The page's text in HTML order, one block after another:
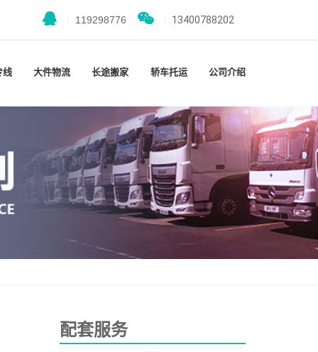
119298776 13400788202
线 大件物流 长途搬家 轿车托运 公司介绍
配套服务